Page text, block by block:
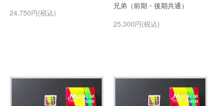
24,750円(税込)
兄弟（前期・後期共通）
25,300円(税込)